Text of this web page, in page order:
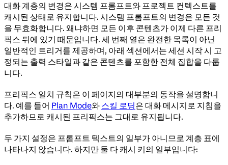
대화 계층의 변경은 시스템 프롬프트와 프로젝트 컨텍스트를
캐시된 상태로 유지합니다. 시스템 프롬프트의 변경은 모든 것
을 무효화합니다. 왜냐하면 모든 이후 콘텐츠가 이제 다른 프리
픽스 뒤에 있기 때문입니다. 세 번째 열은 완전한 목록이 아닌
일반적인 트리거를 제공하며, 아래 섹션에서는 세션 시작 시 고
정되는 출력 스타일과 같은 콘텐츠를 포함한 전체 집합을 다룹
니다.
프리픽스 일치 규칙은 이 페이지의 대부분의 동작을 설명합니
다. 예를 들어 Plan Mode와 스킬 로딩은 대화 메시지로 지침을
추가하므로 캐시된 프리픽스는 그대로 유지됩니다.
두 가지 설정은 프롬프트 텍스트의 일부가 아니므로 계층 표에
나타나지 않습니다. 하지만 둘 다 캐시 키의 일부입니다: